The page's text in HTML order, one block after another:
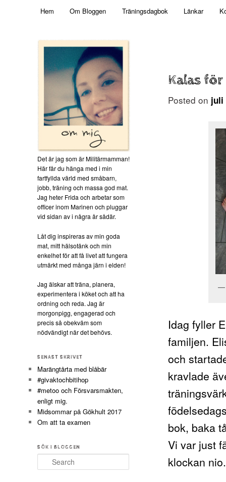
Militärmamman
Skip to primary content
Hem Om Bloggen Träningsdagbok Länkar
Kalas för
Posted on juli
Idag fyller
familjen.
och
kravlade
bok, baka
Vi var just
klockan nio.
Det är jag som är Militärmamman!
Här får du hänga med i min
fartfyllda värld med småbarn,
jobb, träning och massa god mat.
Jag heter Frida och arbetar som
officer inom Marinen och pluggar
vid sidan av i några år sådär.
Låt dig inspireras av min goda
mat, mitt hälsotänk och min
enkelhet för att få livet att fungera
utmärkt med många järn i elden!
Jag älskar att träna, planera,
experimentera i köket och att ha
ordning och reda. Jag är
morgonpigg, engagerad och
precis så obekväm som
nödvändigt när det behövs.
SENAST SKRIVET
Marängtårta med blåbär
#givaktochbitihop
#metoo och Försvarsmakten,
enligt mig.
Midsommar på Gökhult 2017
Om att ta examen
SÖK I BLOGGEN
Search